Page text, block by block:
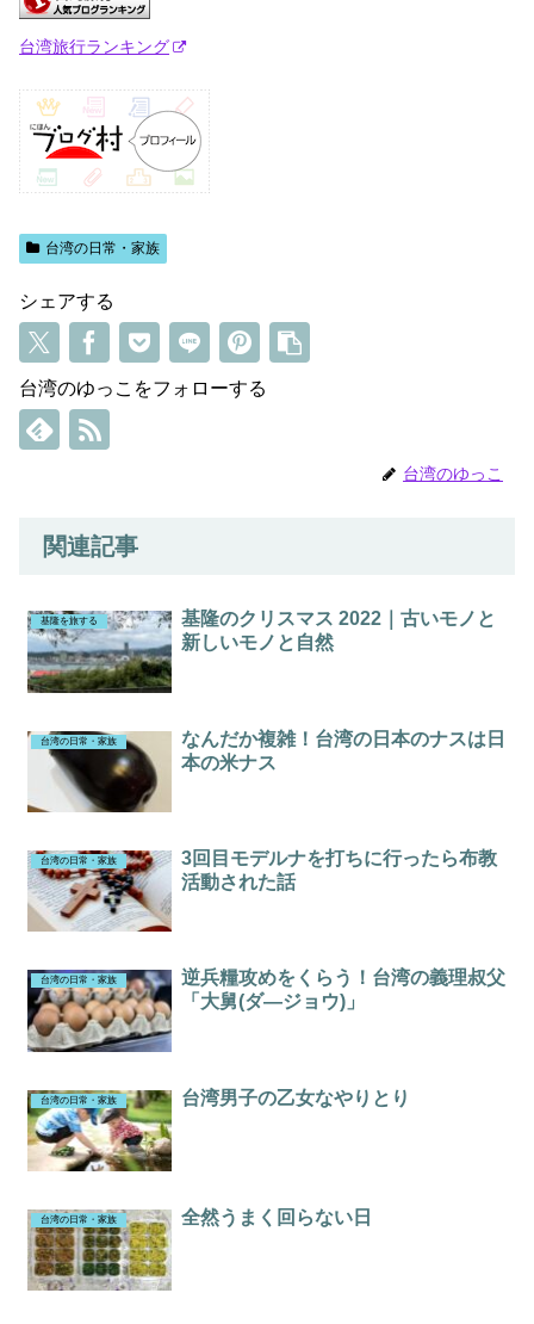
台湾旅行ランキング
台湾の日常・家族
シェアする
台湾のゆっこをフォローする
台湾のゆっこ
関連記事
基隆を旅する
基隆のクリスマス 2022｜古いモノと
新しいモノと自然
台湾の日常・家族
なんだか複雑！台湾の日本のナスは日
本の米ナス
台湾の日常・家族
3回目モデルナを打ちに行ったら布教
活動された話
台湾の日常・家族
逆兵糧攻めをくらう！台湾の義理叔父
「大舅(ダ―ジョウ)」
台湾の日常・家族 台湾男子の乙女なやりとり
台湾の日常・家族 全然うまく回らない日